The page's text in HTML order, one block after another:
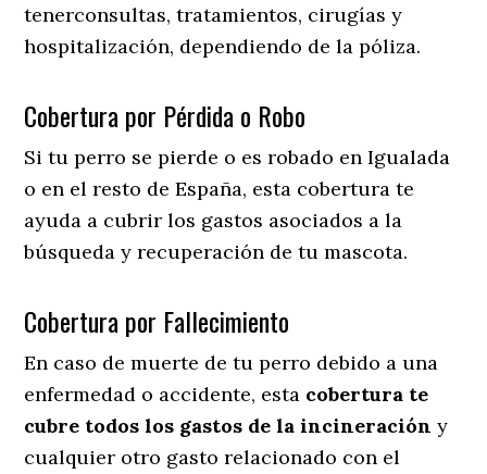
tenerconsultas, tratamientos, cirugías y
hospitalización, dependiendo de la póliza.
Cobertura por Pérdida o Robo
Si tu perro se pierde o es robado en Igualada
o en el resto de España, esta cobertura te
ayuda a cubrir los gastos asociados a la
búsqueda y recuperación de tu mascota.
Cobertura por Fallecimiento
En caso de muerte de tu perro debido a una
enfermedad o accidente, esta cobertura te
cubre todos los gastos de la incineración y
cualquier otro gasto relacionado con el